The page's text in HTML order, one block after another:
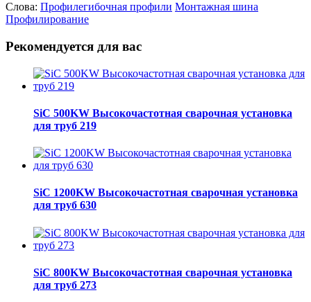
Слова: Профилегибочная профили Монтажная шина
Профилирование
Рекомендуется для вас
SiC 500KW Высокочастотная сварочная установка
для труб 219
SiC 1200KW Высокочастотная сварочная установка
для труб 630
SiC 800KW Высокочастотная сварочная установка
для труб 273